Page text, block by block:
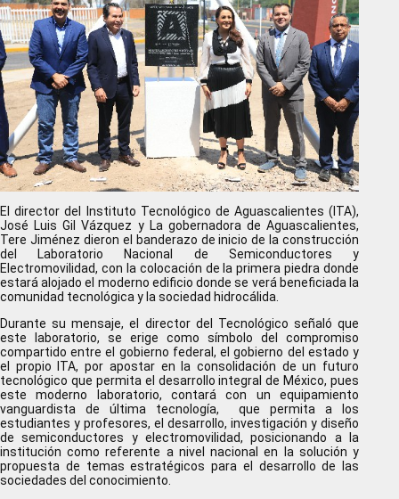
El director del Instituto Tecnológico de Aguascalientes (ITA),
José Luis Gil Vázquez y La gobernadora de Aguascalientes,
Tere Jiménez dieron el banderazo de inicio de la construcción
del Laboratorio Nacional de Semiconductores y
Electromovilidad, con la colocación de la primera piedra donde
estará alojado el moderno edificio donde se verá beneficiada la
comunidad tecnológica y la sociedad hidrocálida.
Durante su mensaje, el director del Tecnológico señaló que
este laboratorio, se erige como símbolo del compromiso
compartido entre el gobierno federal, el gobierno del estado y
el propio ITA, por apostar en la consolidación de un futuro
tecnológico que permita el desarrollo integral de México, pues
este moderno laboratorio, contará con un equipamiento
vanguardista de última tecnología, que permita a los
estudiantes y profesores, el desarrollo, investigación y diseño
de semiconductores y electromovilidad, posicionando a la
institución como referente a nivel nacional en la solución y
propuesta de temas estratégicos para el desarrollo de las
sociedades del conocimiento.